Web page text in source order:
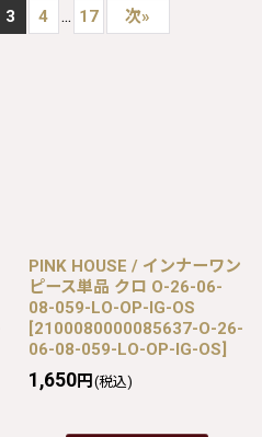
3 4 ... 17 次»
PINK HOUSE / インナーワン
ピース単品 クロ O-26-06-
08-059-LO-OP-IG-OS
[2100080000085637-O-26-
06-08-059-LO-OP-IG-OS]
1,650円 (税込)